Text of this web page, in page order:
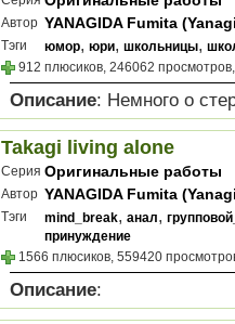
Автор YANAGIDA Fumita
Futoshi)
Тэги юмор, юри, школьницы,
912 плюсиков, 246062
Описание: Немного о
Takagi living alone
Серия Оригинальные работы
Автор YANAGIDA Fumita
Futoshi)
Тэги mind_break, анал,
принуждение
1566 плюсиков, 559420
Описание: